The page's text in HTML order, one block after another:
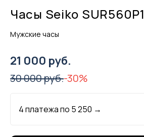
Часы Seiko SUR560P1
Мужские часы
21 000 руб.
30 000 руб.-30%
4 платежа по 5 250 →